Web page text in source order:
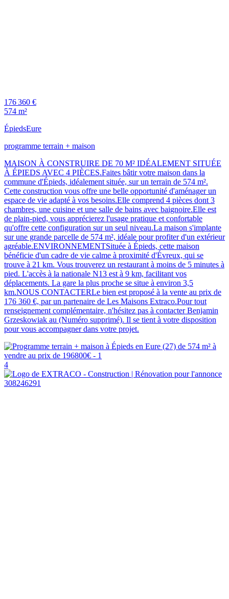
176 360 €
574 m²
ÉpiedsEure
programme terrain + maison
MAISON À CONSTRUIRE DE 70 M² IDÉALEMENT SITUÉE
À ÉPIEDS AVEC 4 PIÈCES.Faites bâtir votre maison dans la
commune d'Épieds, idéalement située, sur un terrain de 574 m².
Cette construction vous offre une belle opportunité d'aménager un
espace de vie adapté à vos besoins.Elle comprend 4 pièces dont 3
chambres, une cuisine et une salle de bains avec baignoire.Elle est
de plain-pied, vous apprécierez l'usage pratique et confortable
qu'offre cette configuration sur un seul niveau.La maison s'implante
sur une grande parcelle de 574 m², idéale pour profiter d'un extérieur
agréable.ENVIRONNEMENTSituée à Épieds, cette maison
bénéficie d'un cadre de vie calme à proximité d'Évreux, qui se
trouve à 21 km. Vous trouverez un restaurant à moins de 5 minutes à
pied. L'accès à la nationale N13 est à 9 km, facilitant vos
déplacements. La gare la plus proche se situe à environ 3,5
km.NOUS CONTACTERLe bien est proposé à la vente au prix de
176 360 €, par un partenaire de Les Maisons Extraco.Pour tout
renseignement complémentaire, n'hésitez pas à contacter Benjamin
Grzeskowiak au (Numéro supprimé). Il se tient à votre disposition
pour vous accompagner dans votre projet.
4